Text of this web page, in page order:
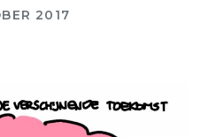
2017